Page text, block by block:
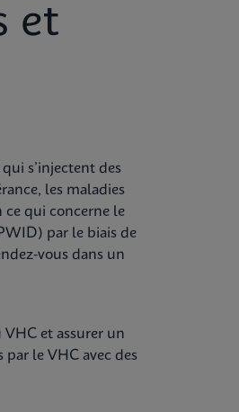
et
s’injectent des
les maladies
ce qui concerne le
par le biais de
vous dans un
et assurer un
le VHC avec des